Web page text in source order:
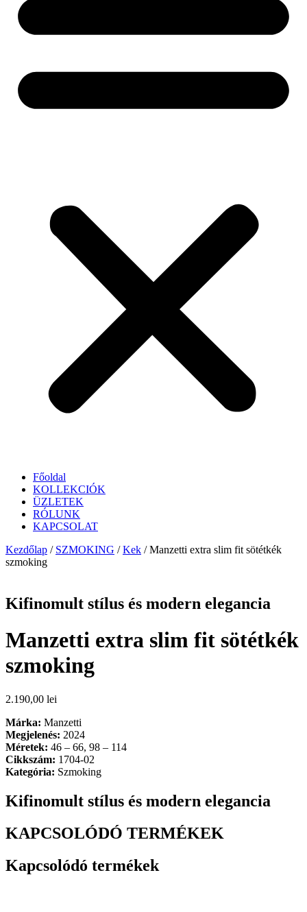
Főoldal
KOLLEKCIÓK
ÜZLETEK
RÓLUNK
KAPCSOLAT
Kezdőlap / SZMOKING /Kek / Manzetti extra slim fit sötétkék
szmoking
Kifinomult stílus és modern elegancia
Manzetti extra slim fit sötétkék
szmoking
2.190,00 lei
Márka: Manzetti
Megjelenés: 2024
Méretek: 46 – 66, 98 – 114
Cikkszám: 1704-02
Kategória: Szmoking
Kifinomult stílus és modern elegancia
KAPCSOLÓDÓ TERMÉKEK
Kapcsolódó termékek